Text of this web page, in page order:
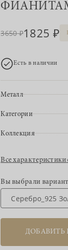
3650 1825
Есть в наличии
Металл
Категории
Коллекция
Все характеристики›
Вы выбрали
Серебро_925
ДОБАВИТЬ